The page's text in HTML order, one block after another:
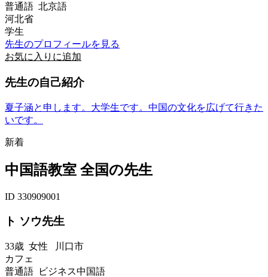
普通語 北京語
河北省
学生
先生のプロフィールを見る
お気に入りに追加
先生の自己紹介
夏子涵と申します。大学生です。中国の文化を広げて行きた
いです。
新着
中国語教室 全国の先生
ID 330909001
ト ソウ先生
33歳 女性 川口市
カフェ
普通語 ビジネス中国語